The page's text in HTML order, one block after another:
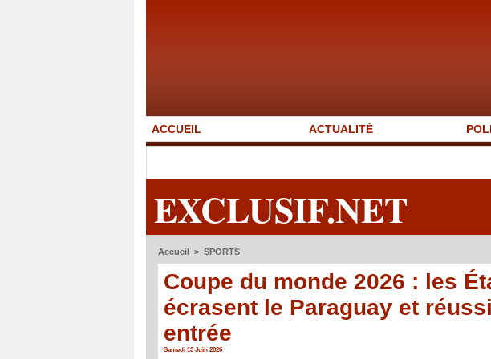
ACCUEIL ACTUALITÉ
EXCLUSIF.NET
Accueil > SPORTS
Coupe du monde 2026 : les
écrasent le Paraguay et
entrée
Samedi 13 Juin 2026